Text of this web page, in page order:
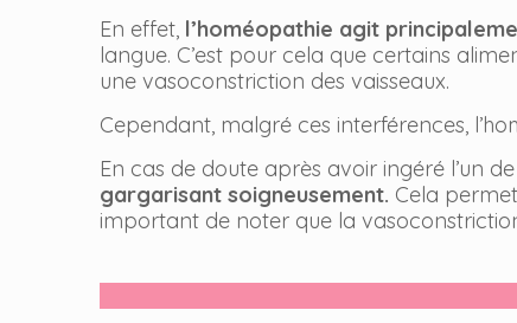
En effet, l’homéopathie agit
langue. C’est pour cela que certains
une vasoconstriction des vaisseaux.
Cependant, malgré ces interférences,
En cas de doute après avoir ingéré l’un
gargarisant soigneusement. Cela
important de noter que la